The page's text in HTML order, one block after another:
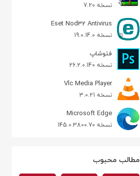
نسخه 7.20
Eset Nod32 Antivirus
نسخه 19.0.14.0
فتوشاپ
نسخه 26.2.0.140
Vlc Media Player
نسخه 3.0.21
Microsoft Edge
نسخه 145.0.3800.70
مطالب محبوب